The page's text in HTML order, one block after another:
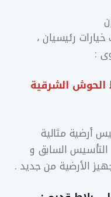
رئيسيان ،
:
الحوش الشرقية
أرضية مثالية
السابق و
الأرضية من جديد .